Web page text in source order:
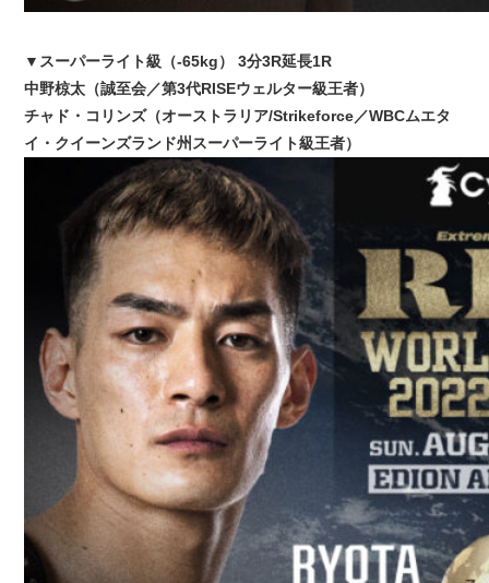
▼スーパーライト級（-65kg） 3分3R延長1R
中野椋太（誠至会／第3代RISEウェルター級王者）
チャド・コリンズ（オーストラリア/Strikeforce／WBCムエタ
イ・クイーンズランド州スーパーライト級王者）